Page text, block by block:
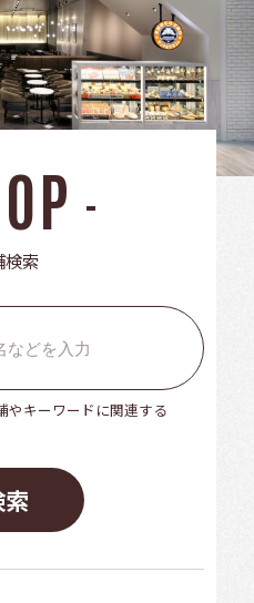
検索
やキーワードに関連する